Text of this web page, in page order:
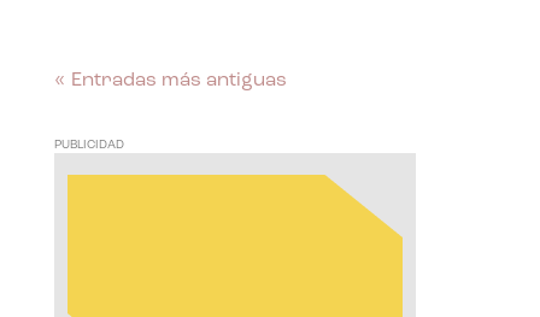
« Entradas más antiguas
PUBLICIDAD